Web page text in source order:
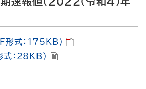
形式：175KB）
：28KB）